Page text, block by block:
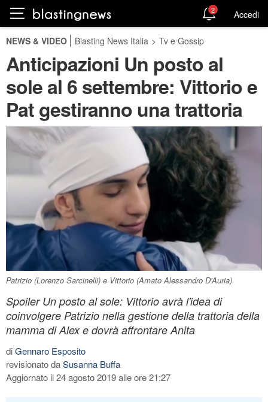
2 Accedi
NEWS & VIDEO Blasting News Italia > Tv e Gossip
Anticipazioni Un posto al
sole al 6 settembre: Vittorio e
Pat gestiranno una trattoria
Patrizio (Lorenzo Sarcinelli) e Vittorio (Amato Alessandro D'Auria)
Spoiler Un posto al sole: Vittorio avrà l'idea di
coinvolgere Patrizio nella gestione della trattoria della
mamma di Alex e dovrà affrontare Anita
diGennaro Esposito
revisionato daSusanna Buffa
Aggiornato il 24 agosto 2019 alle ore 21:27